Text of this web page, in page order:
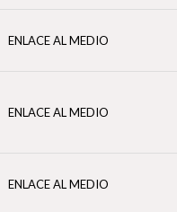
ENLACE AL MEDIO
ENLACE AL MEDIO
ENLACE AL MEDIO